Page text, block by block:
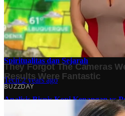
Stok BBM di Indonesia Hanya
Dampaknya bagi Masyarakat?
Finansial·4 months ago
10 Makam Wali di Banten:
Spiritualitas dan Sejarah
Tech·2 years ago
Analisis Bisnis Kopi Kenangan vs
dalam Industri Kopi Indonesia